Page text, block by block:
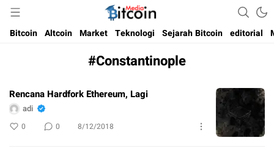
Bitcoin Media Indonesia
Media Bitcoin dan Cryptocurrency, dan Blockchain di Indonesia
Bitcoin Altcoin Market Teknologi Sejarah Bitcoin editorial
#Constantinople
Rencana Hardfork Ethereum, Lagi
adi
0 0 8/12/2018